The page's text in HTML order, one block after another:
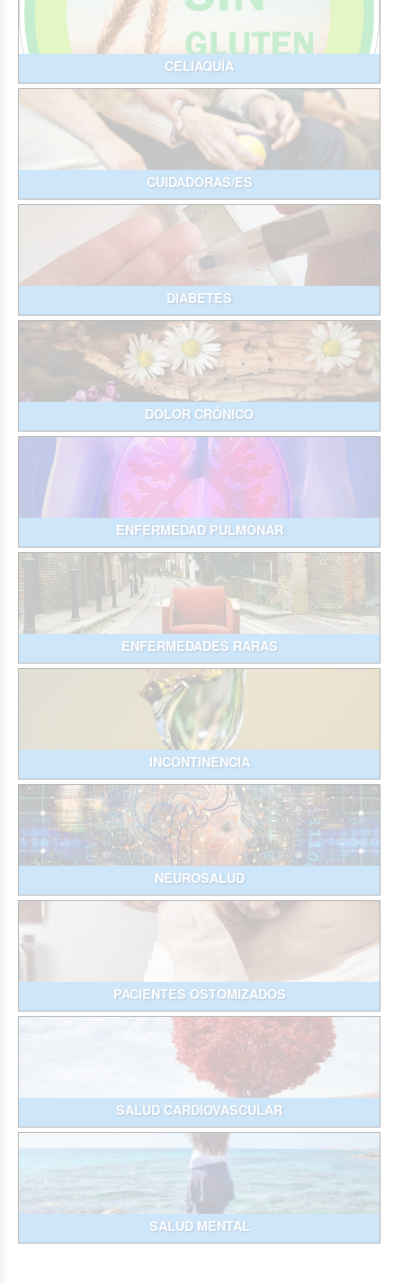
CELIAQUÍA
CUIDADORAS/ES
DIABETES
DOLOR CRÓNICO
ENFERMEDAD PULMONAR
ENFERMEDADES RARAS
INCONTINENCIA
NEUROSALUD
PACIENTES OSTOMIZADOS
SALUD CARDIOVASCULAR
SALUD MENTAL